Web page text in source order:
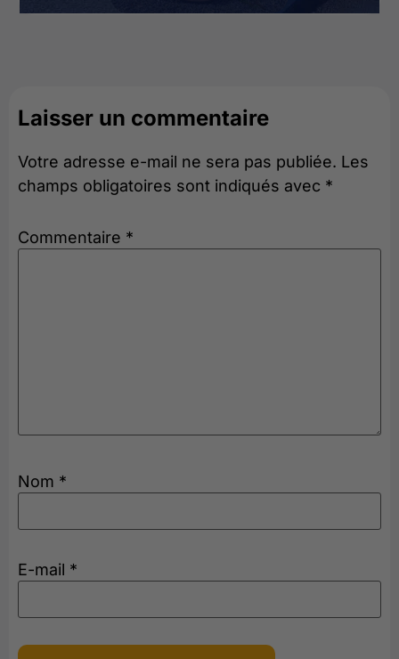
Laisser un commentaire
Votre adresse e-mail ne sera pas publiée. Les
champs obligatoires sont indiqués avec *
Commentaire *
Nom *
E-mail *